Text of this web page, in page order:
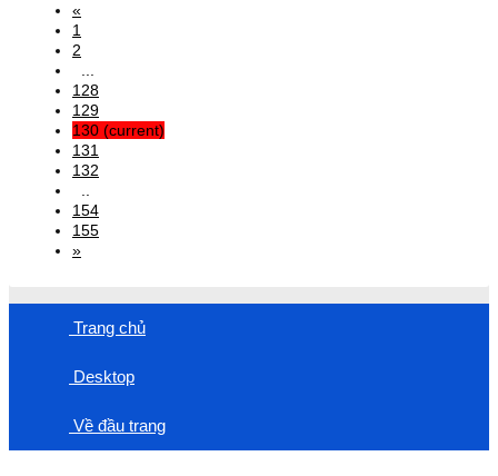
«
1
2
...
128
129
130 (current)
131
132
..
154
155
»
Trang chủ
Desktop
Về đầu trang